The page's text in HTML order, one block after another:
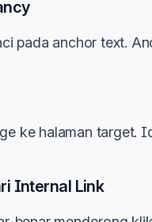
pada anchor text.
ke halaman target.
Internal Link